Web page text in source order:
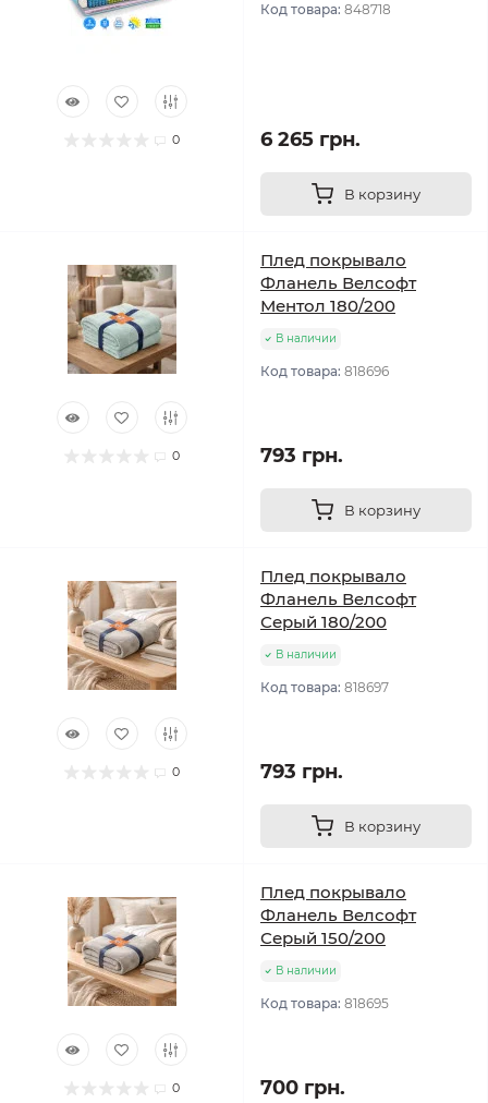
0
Код товара: 848718
6 265 грн.
В корзину
0
Плед покрывало
Фланель Велсофт
Ментол 180/200
В наличии
Код товара: 818696
793 грн.
В корзину
0
Плед покрывало
Фланель Велсофт
Серый 180/200
В наличии
Код товара: 818697
793 грн.
В корзину
0
Плед покрывало
Фланель Велсофт
Серый 150/200
В наличии
Код товара: 818695
700 грн.